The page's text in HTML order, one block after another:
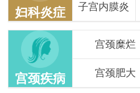
妇科炎症 子宫内膜炎
宫颈疾病
宫颈糜烂
宫颈肥大